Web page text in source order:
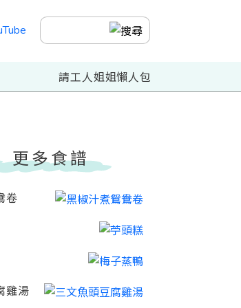
請工人姐姐懶人包
更多食譜
卷
雞湯